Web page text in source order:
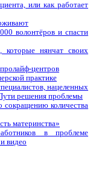
или как работает
волонтёров и спасти
нянчат своих
центров
практике
нацеленных
решения проблемы
количества
материнства»
в проблеме
видео